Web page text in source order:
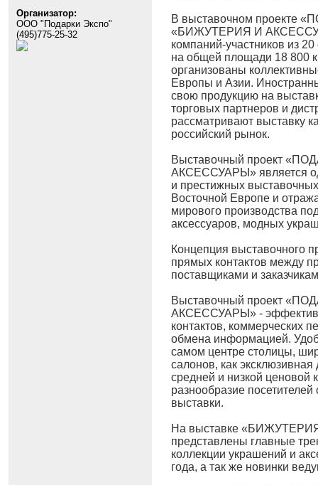
Организатор:
ООО "Подарки Экспо"
(495)775-25-32
В выставочном проекте
«БИЖУТЕРИЯ И
компаний-участников из
на общей площади 18 800
организованы
Европы и Азии.
свою продукцию на
торговых партнеров и
рассматривают выставку
российский рынок.
Выставочный проект
АКСЕССУАРЫ» является
и престижных
Восточной Европе и
мирового производства
аксессуаров, модных
Концепция выставочного
прямых контактов между
поставщиками и
Выставочный проект
АКСЕССУАРЫ» -
контактов, коммерческих
обмена информацией.
самом центре столицы,
салонов, как
средней и низкой ценовой
разнообразие
выставки.
На выставке
представлены главные
коллекции украшений и
года, а так же новинки